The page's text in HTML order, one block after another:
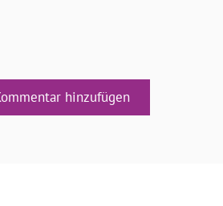
hinzufügen